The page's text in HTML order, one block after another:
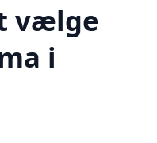
vælge
i